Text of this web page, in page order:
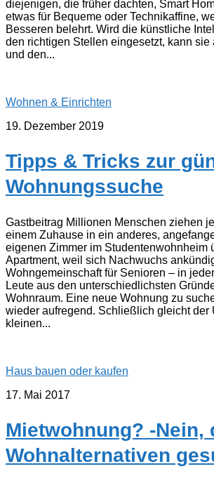
diejenigen, die früher dachten, Smart
etwas für Bequeme oder Technikaffine,
Besseren belehrt. Wird die künstliche
den richtigen Stellen eingesetzt, kann sie
und den...
Wohnen & Einrichten
19. Dezember 2019
Tipps & Tricks zur
Wohnungssuche
Gastbeitrag Millionen Menschen ziehen
einem Zuhause in ein anderes,
eigenen Zimmer im Studentenwohnheim
Apartment, weil sich Nachwuchs
Wohngemeinschaft für Senioren – in
Leute aus den unterschiedlichsten
Wohnraum. Eine neue Wohnung zu
wieder aufregend. Schließlich gleicht der
kleinen...
Haus bauen oder kaufen
17. Mai 2017
Mietwohnung? -Nein,
Wohnalternativen